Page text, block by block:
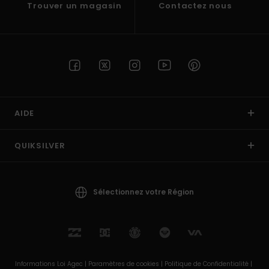
Trouver un magasin Contactez nous
AIDE
QUIKSILVER
Sélectionnez votre Région
Informations Loi Agec | Paramètres de cookies | Politique de Confidentialité |